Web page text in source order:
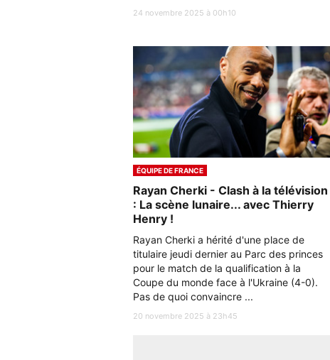
24 novembre 2025 à 00h10
ÉQUIPE DE FRANCE
Rayan Cherki - Clash à la télévision
: La scène lunaire... avec Thierry
Henry !
Rayan Cherki a hérité d'une place de
titulaire jeudi dernier au Parc des princes
pour le match de la qualification à la
Coupe du monde face à l'Ukraine (4-0).
Pas de quoi convaincre ...
20 novembre 2025 à 23h45